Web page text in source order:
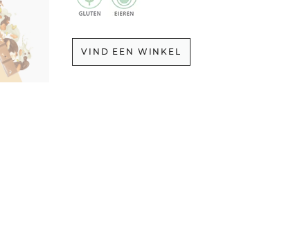
VIND EEN WINKEL